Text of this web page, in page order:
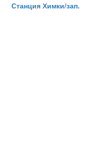
Станция Химки/зап.